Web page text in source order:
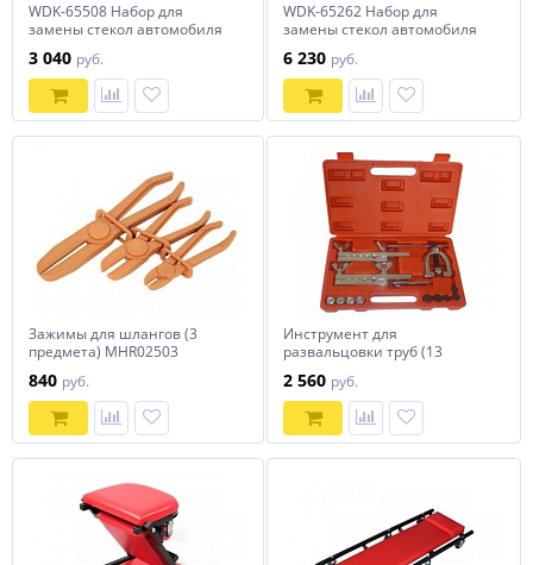
WDK-65508 Набор для
замены стекол автомобиля
3 040 руб.
WDK-65262 Набор для
замены стекол автомобиля
6 230 руб.
Зажимы для шлангов (3
предмета) MHR02503
840 руб.
Инструмент для
развальцовки труб (13
2 560 руб.